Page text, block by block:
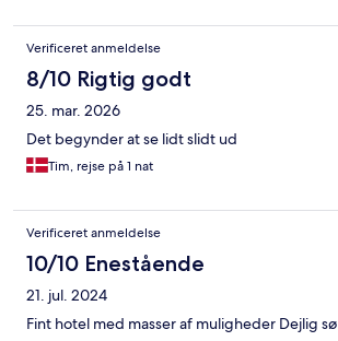
Verificeret anmeldelse
8/10 Rigtig godt
25. mar. 2026
Det begynder at se lidt slidt ud
Tim, rejse på 1 nat
Verificeret anmeldelse
10/10 Enestående
21. jul. 2024
Fint hotel med masser af muligheder Dejlig sø